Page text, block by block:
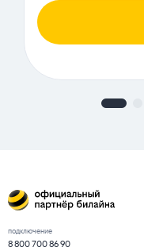
подключение
8 800 700 86 90